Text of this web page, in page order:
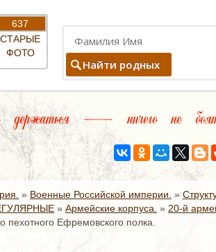
637
СТАРЫЕ
ФОТО
Найти родных
— ничего не
» Военные Российской империи. »
» Армейские корпуса. » 20-й
пехотного Ефремовского полка.